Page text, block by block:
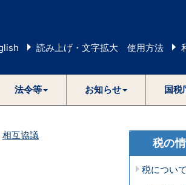
読み上げ・文字拡大 使用方法
法令等 お知らせ 国税
相互協議
税の
税につい